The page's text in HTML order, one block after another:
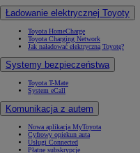
Ładowanie elektrycznej Toyoty
Toyota HomeCharge
Toyota Charging Network
Jak naładować elektryczną Toyotę?
Systemy bezpieczeństwa
Toyota T-Mate
System eCall
Komunikacja z autem
Nowa aplikacja MyToyota
Cyfrowy opiekun auta
Usługi Connected
Płatne subskrypcje